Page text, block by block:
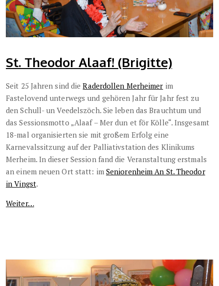
St. Theodor Alaaf! (Brigitte)
Seit 25 Jahren sind dieRaderdollen Merheimer im
Fastelovend unterwegs und gehören Jahr für Jahr fest zu
den Schull- un Veedelszöch. Sie leben das Brauchtum und
das Sessionsmotto „Alaaf – Mer dun et för Kölle“. Insgesamt
18-mal organisierten sie mit großem Erfolg eine
Karnevalssitzung auf der Palliativstation des Klinikums
Merheim. In dieser Session fand die Veranstaltung erstmals
an einem neuen Ort statt: im Seniorenheim An St. Theodor
in Vingst.
Weiter…